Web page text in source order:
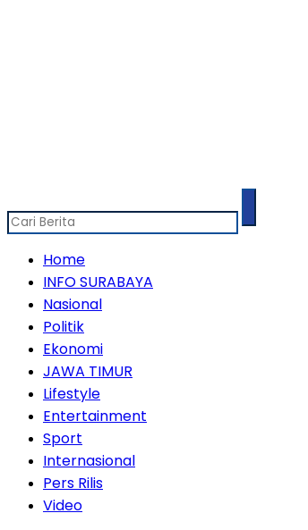
Home
INFO SURABAYA
Nasional
Politik
Ekonomi
JAWA TIMUR
Lifestyle
Entertainment
Sport
Internasional
Pers Rilis
Video